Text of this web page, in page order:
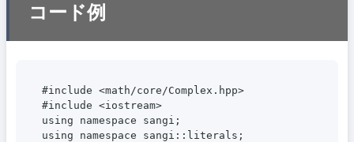
コード例
#include <math/core/Complex.hpp>
#include <iostream>
using namespace sangi;
using namespace sangi::literals;